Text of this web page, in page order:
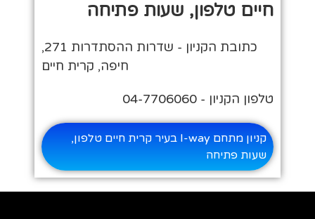
חיים טלפון, שעות פתיחה
כתובת הקניון - ‎שדרות ההסתדרות 271‎,
חיפה, קרית חיים
טלפון הקניון - 04-7706060
קניון מתחם I-way בעיר קרית חיים טלפון,
שעות פתיחה